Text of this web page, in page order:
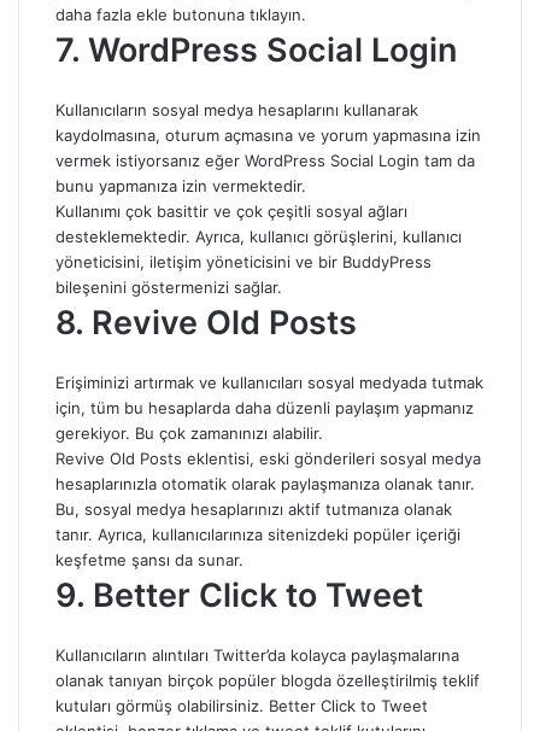
daha fazla ekle butonuna tıklayın.
7. WordPress Social Login
Kullanıcıların sosyal medya hesaplarını kullanarak
kaydolmasına, oturum açmasına ve yorum yapmasına izin
vermek istiyorsanız eğer WordPress Social Login tam da
bunu yapmanıza izin vermektedir.
Kullanımı çok basittir ve çok çeşitli sosyal ağları
desteklemektedir. Ayrıca, kullanıcı görüşlerini, kullanıcı
yöneticisini, iletişim yöneticisini ve bir BuddyPress
bileşenini göstermenizi sağlar.
8. Revive Old Posts
Erişiminizi artırmak ve kullanıcıları sosyal medyada tutmak
için, tüm bu hesaplarda daha düzenli paylaşım yapmanız
gerekiyor. Bu çok zamanınızı alabilir.
Revive Old Posts eklentisi, eski gönderileri sosyal medya
hesaplarınızla otomatik olarak paylaşmanıza olanak tanır.
Bu, sosyal medya hesaplarınızı aktif tutmanıza olanak
tanır. Ayrıca, kullanıcılarınıza sitenizdeki popüler içeriği
keşfetme şansı da sunar.
9. Better Click to Tweet
Kullanıcıların alıntıları Twitter’da kolayca paylaşmalarına
olanak tanıyan birçok popüler blogda özelleştirilmiş teklif
kutuları görmüş olabilirsiniz. Better Click to Tweet